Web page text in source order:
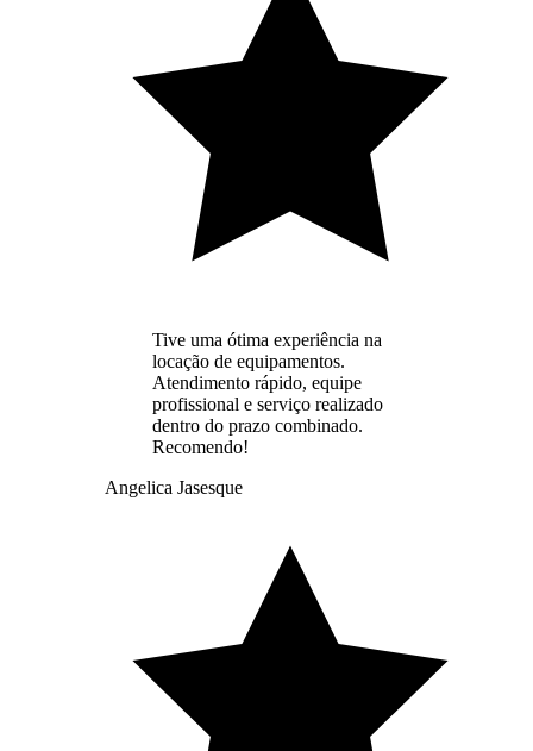
Tive uma ótima experiência na
locação de equipamentos.
Atendimento rápido, equipe
profissional e serviço realizado
dentro do prazo combinado.
Recomendo!
Angelica Jasesque